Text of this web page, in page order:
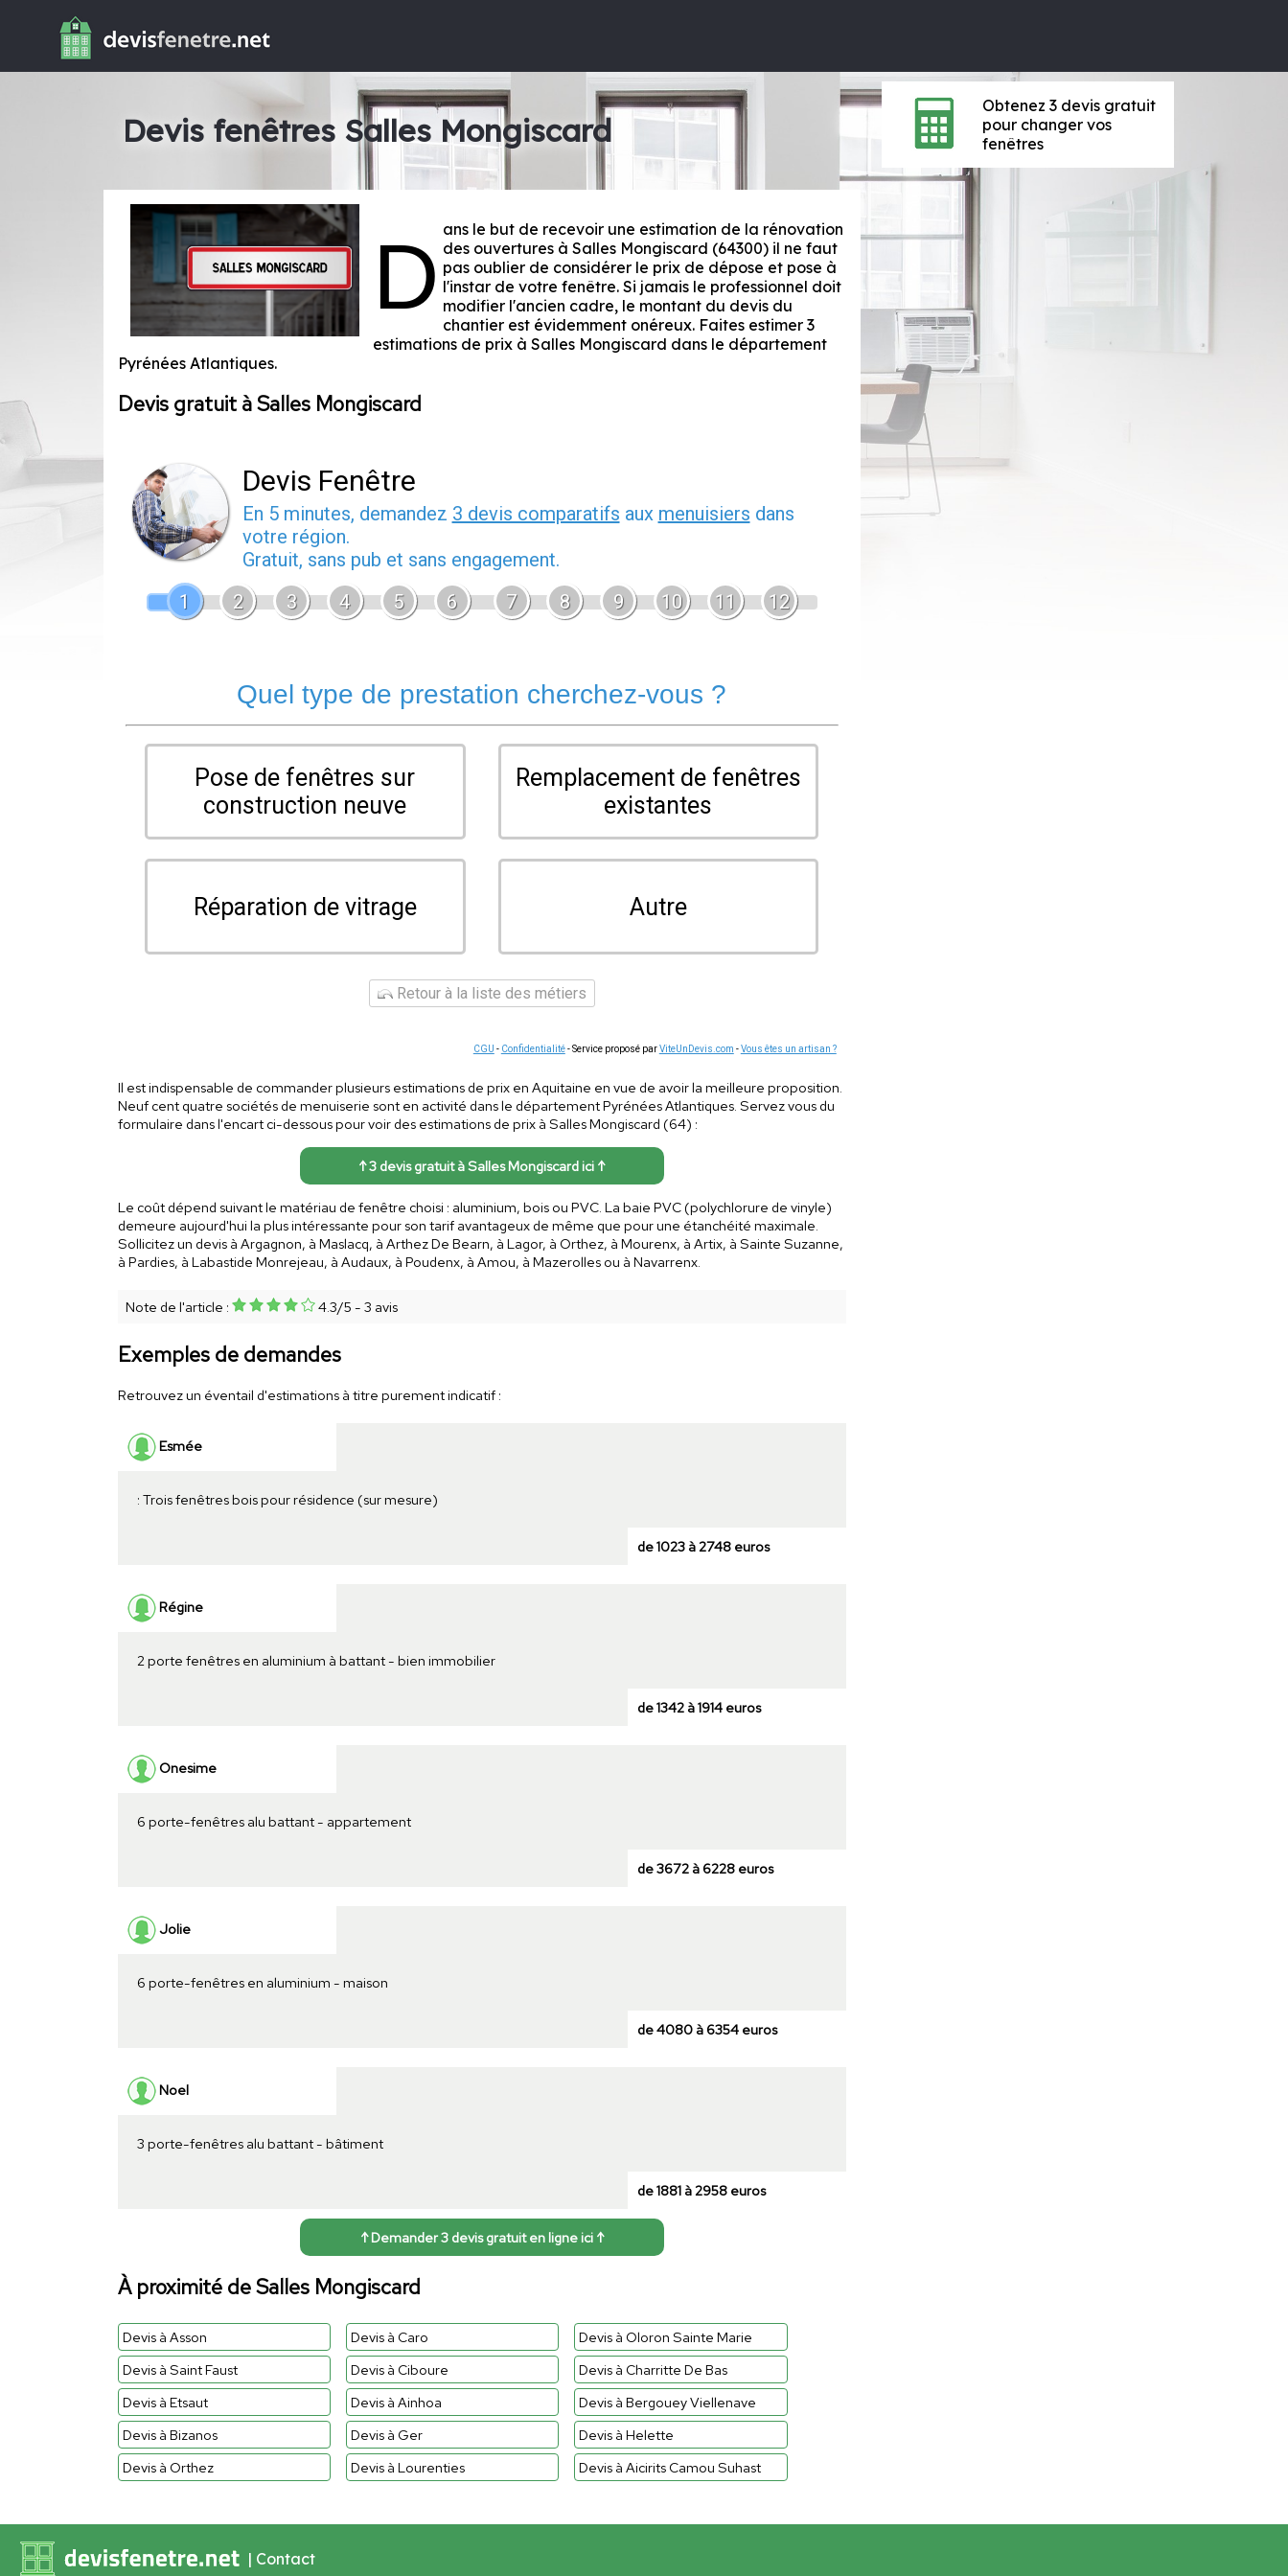
Devis fenêtres Salles Mongiscard
D ans le but de recevoir une estimation de la rénovation
des ouvertures à Salles Mongiscard (64300) il ne faut
pas oublier de considérer le prix de dépose et pose à
l'instar de votre fenêtre. Si jamais le professionnel doit
modifier l'ancien cadre, le montant du devis du
chantier est évidemment onéreux. Faites estimer 3
estimations de prix à Salles Mongiscard dans le département
Pyrénées Atlantiques.
Devis gratuit à Salles Mongiscard
Devis Fenêtre
En 5 minutes, demandez 3 devis comparatifs aux menuisiers dans
votre région.
Gratuit, sans pub et sans engagement.
1
2 3 4 5 6 7 8 9 10 11 12
Quel type de prestation cherchez-vous ?
Pose de fenêtres sur
construction neuve
Remplacement de fenêtres
existantes
Réparation de vitrage Autre
Retour à la liste des métiers
CGU - Confidentialité- Service proposé parViteUnDevis.com -Vous êtes un artisan ?
Il est indispensable de commander plusieurs estimations de prix en Aquitaine en vue de avoir la meilleure proposition.
Neuf cent quatre sociétés de menuiserie sont en activité dans le département Pyrénées Atlantiques. Servez vous du
formulaire dans l'encart ci-dessous pour voir des estimations de prix à Salles Mongiscard (64) :
↑ 3 devis gratuit à Salles Mongiscard ici ↑
Le coût dépend suivant le matériau de fenêtre choisi : aluminium, bois ou PVC. La baie PVC (polychlorure de vinyle)
demeure aujourd'hui la plus intéressante pour son tarif avantageux de même que pour une étanchéité maximale.
Sollicitez un devis à Argagnon, à Maslacq, à Arthez De Bearn, à Lagor, à Orthez, à Mourenx, à Artix, à Sainte Suzanne,
à Pardies, à Labastide Monrejeau, à Audaux, à Poudenx, à Amou, à Mazerolles ou à Navarrenx.
Note de l'article : 4.3/5 - 3 avis
Exemples de demandes
Retrouvez un éventail d'estimations à titre purement indicatif :
Esmée
: Trois fenêtres bois pour résidence (sur mesure)
de 1023 à 2748 euros
Régine
2 porte fenêtres en aluminium à battant - bien immobilier
de 1342 à 1914 euros
Onesime
6 porte-fenêtres alu battant - appartement
de 3672 à 6228 euros
Jolie
6 porte-fenêtres en aluminium - maison
de 4080 à 6354 euros
Noel
3 porte-fenêtres alu battant - bâtiment
de 1881 à 2958 euros
↑ Demander 3 devis gratuit en ligne ici ↑
À proximité de Salles Mongiscard
Devis à Asson Devis à Caro
Devis à Oloron Sainte Marie
Devis à Saint Faust
Devis à Ciboure
Devis à Charritte De Bas
Devis à Etsaut
Devis à Ainhoa
Devis à Bergouey Viellenave
Devis à Bizanos
Devis à Ger
Devis à Helette
Devis à Orthez
Devis à Lourenties Devis à Aicirits Camou Suhast
Obtenez 3 devis gratuit
pour changer vos
fenêtres
| Contact